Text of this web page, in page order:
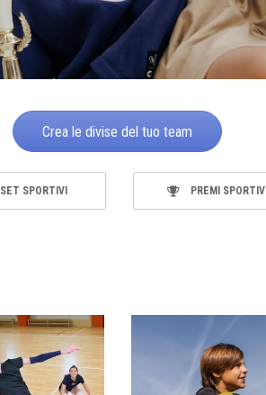
Crea le divise del tuo team
SET SPORTIVI PREMI SPORTIVI